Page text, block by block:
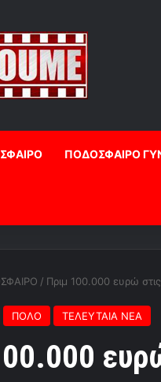
ΠΟΔΟΣΦΑΙΡΟ
/ Πριμ 100.000 ευρώ
ΠΟΛΟ ΤΕΛΕΥΤΑΙΑ ΝΕΑ